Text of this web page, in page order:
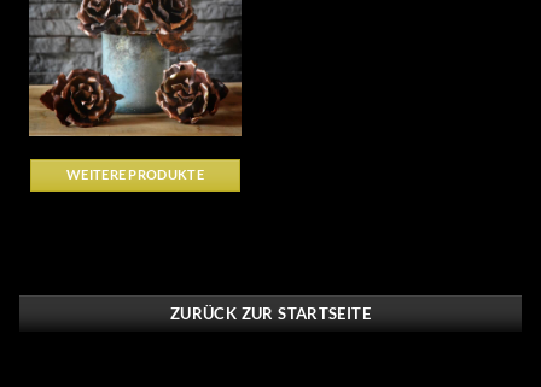
WEITERE PRODUKTE
ZURÜCK ZUR STARTSEITE